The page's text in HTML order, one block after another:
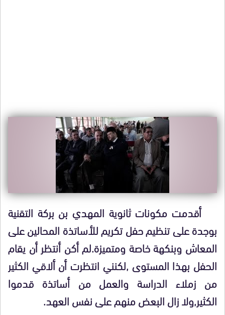
أقدمت مكونات ثانوية المهدي بن بركة التقنية
بوجدة على تنظيم حفل تكريم للأساتذة المحالين على
المعاش وبنكهة خاصة ومتميزة.لم أكن أنتظر أن يقام
الحفل بهذا المستوى ,لكنني انتظرت أن ألاقي الكثير
من زملاء الدراسة والعمل من أساتذة قدموا
الكثير,ولا زال البعض منهم على نفس العهد.